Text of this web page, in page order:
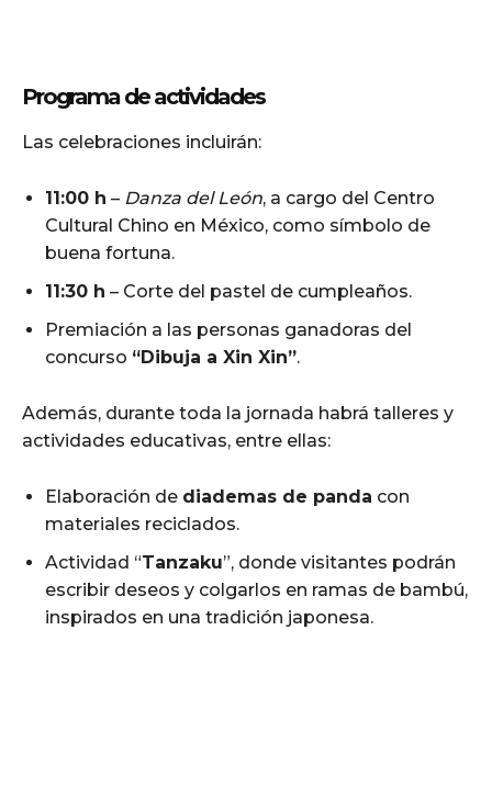
Programa de actividades
Las celebraciones incluirán:
11:00 h – Danza del León, a cargo del Centro
Cultural Chino en México, como símbolo de
buena fortuna.
11:30 h – Corte del pastel de cumpleaños.
Premiación a las personas ganadoras del
concurso “Dibuja a Xin Xin”.
Además, durante toda la jornada habrá talleres y
actividades educativas, entre ellas:
Elaboración de diademas de panda con
materiales reciclados.
Actividad “Tanzaku”, donde visitantes podrán
escribir deseos y colgarlos en ramas de bambú,
inspirados en una tradición japonesa.